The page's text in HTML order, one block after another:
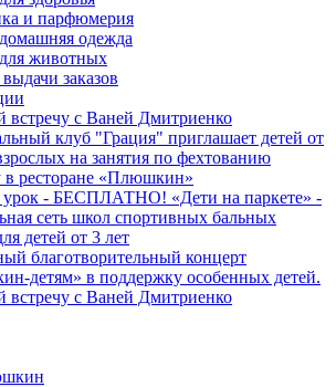
и парфюмерия
одежда
животных
заказов
встречу с Ваней Дмитриенко
клуб "Грация" приглашает детей от
на занятия по фехтованию
в ресторане «Плюшкин»
- БЕСПЛАТНО! «Дети на паркете» -
сеть школ спортивных бальных
детей от 3 лет
благотворительный концерт
детям» в поддержку особенных детей.
встречу с Ваней Дмитриенко